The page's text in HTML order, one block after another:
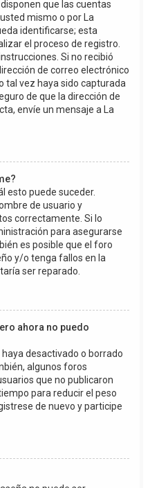
que las cuentas
mismo o por La
identificarse; esta
el proceso de registro.
Si no recibió
de correo electrónico
tal vez haya sido capturada
de que la dirección de
envíe un mensaje a La
esto puede suceder.
de usuario y
correctamente. Si lo
para asegurarse
es posible que el foro
y/o tenga fallos en la
ser reparado.
ahora no puedo
desactivado o borrado
algunos foros
que no publicaron
para reducir el peso
de nuevo y participe